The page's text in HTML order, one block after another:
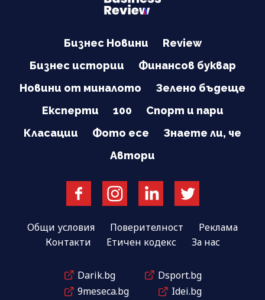
Бизнес Новини
Review
Бизнес истории
Финансов буквар
Новини от миналото
Зелено бъдеще
Експерти
100
Спорт и пари
Класации
Фото есе
Знаете ли, че
Автори
Общи условия Поверителност
Реклама
Контакти
Етичен кодекс За нас
Darik.bg
Dsport.bg
9meseca.bg
Idei.bg